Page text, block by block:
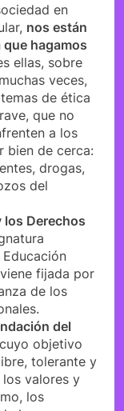
en
nos están
hagamos
ellas, sobre
veces,
de ética
que no
a los
bien de cerca:
drogas,
del
los Derechos
fijada por
de los
del
objetivo
tolerante y
valores y
los